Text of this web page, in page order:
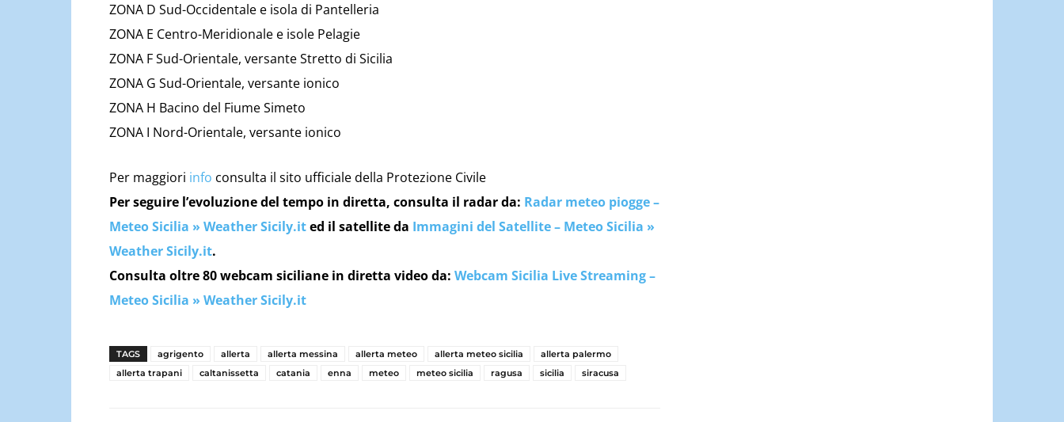
ZONA D Sud-Occidentale e isola di Pantelleria
ZONA E Centro-Meridionale e isole Pelagie
ZONA F Sud-Orientale, versante Stretto di Sicilia
ZONA G Sud-Orientale, versante ionico
ZONA H Bacino del Fiume Simeto
ZONA I Nord-Orientale, versante ionico
Per maggiori info consulta il sito ufficiale della Protezione Civile
Per seguire l’evoluzione del tempo in diretta, consulta il radar da: Radar meteo piogge –
Meteo Sicilia » Weather Sicily.ited il satellite da Immagini del Satellite – Meteo Sicilia »
Weather Sicily.it.
Consulta oltre 80 webcam siciliane in diretta video da: Webcam Sicilia Live Streaming –
Meteo Sicilia » Weather Sicily.it
TAGS agrigento allerta allerta messina allerta meteo allerta meteo sicilia
allerta palermo
allerta trapani
caltanissetta catania enna meteo meteo sicilia ragusa sicilia siracusa